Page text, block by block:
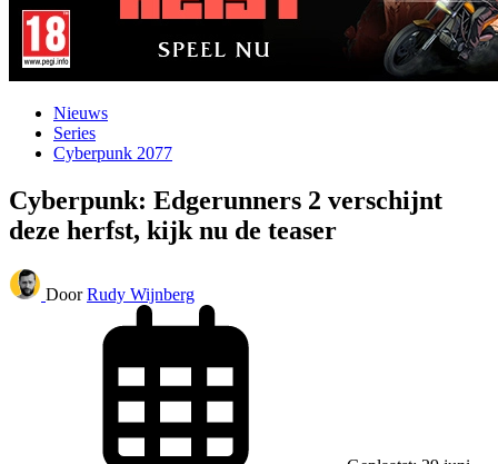
Nieuws
Series
Cyberpunk 2077
Cyberpunk: Edgerunners 2 verschijnt
deze herfst, kijk nu de teaser
Door Rudy Wijnberg